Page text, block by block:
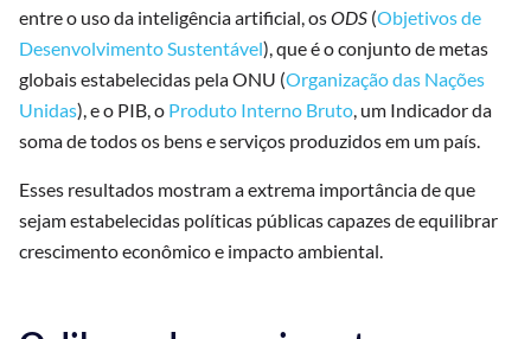
entre o uso da inteligência artificial, osODS (Objetivos de
Desenvolvimento Sustentável), que é o conjunto de metas
globais estabelecidas pela ONU (Organização das Nações
Unidas), e o PIB, o Produto Interno Bruto, um Indicador da
soma de todos os bens e serviços produzidos em um país.
Esses resultados mostram a extrema importância de que
sejam estabelecidas políticas públicas capazes de equilibrar
crescimento econômico e impacto ambiental.